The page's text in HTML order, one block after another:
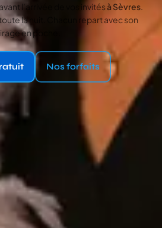
l’arrivée de vos invitésà Sèvres
la nuit. Chacun repart avec son
en poche.
Nos forfaits